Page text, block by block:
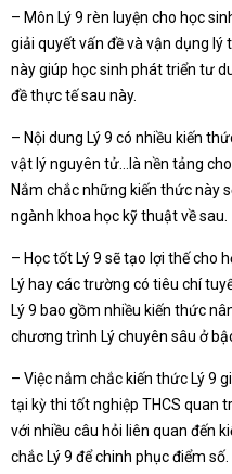
– Môn Lý 9 rèn luyện cho học
giải quyết vấn đề và vận dụng
này giúp học sinh phát triển tư
đề thực tế sau này.
– Nội dung Lý 9 có nhiều kiến
vật lý nguyên tử…là nền tảng
Nắm chắc những kiến thức này
ngành khoa học kỹ thuật về sau.
– Học tốt Lý 9 sẽ tạo lợi thế cho
Lý hay các trường có tiêu chí
Lý 9 bao gồm nhiều kiến thức
chương trình Lý chuyên sâu ở
– Việc nắm chắc kiến thức Lý 9
tại kỳ thi tốt nghiệp THCS quan
với nhiều câu hỏi liên quan đến
chắc Lý 9 để chinh phục điểm số.